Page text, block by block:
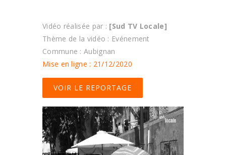
Vidéo réalisée par : [Sud TV Locale]
Thème de la vidéo : Evénement
Commune : Aubignan
Mise en ligne : 21/12/2020
VOIR LE REPORTAGE